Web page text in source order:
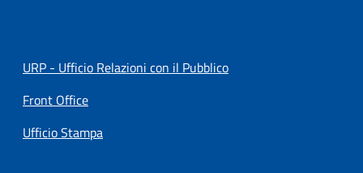
URP - Ufficio Relazioni con il Pubblico
Front Office
Ufficio Stampa